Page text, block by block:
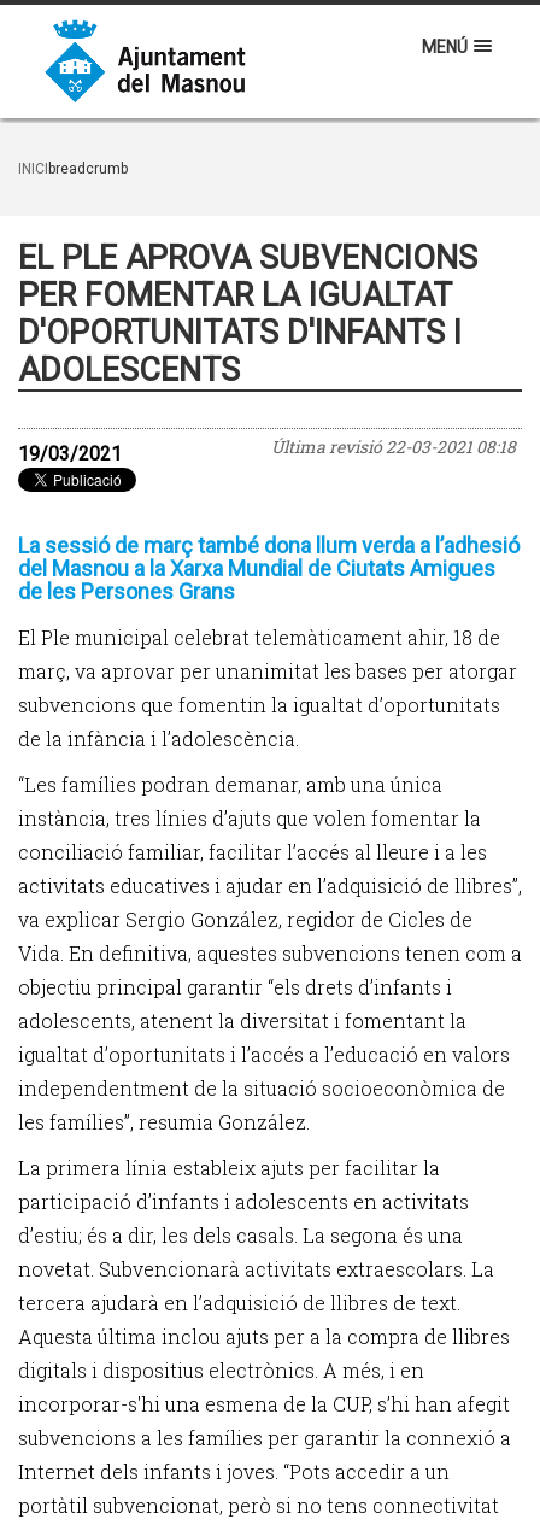
MENÚ
INICI breadcrumb
EL PLE APROVA SUBVENCIONS
PER FOMENTAR LA IGUALTAT
D'OPORTUNITATS D'INFANTS I
ADOLESCENTS
Última revisió22-03-2021 08:18
19/03/2021
La sessió de març també dona llum verda a l’adhesió
del Masnou a la Xarxa Mundial de Ciutats Amigues
de les Persones Grans
El Ple municipal celebrat telemàticament ahir, 18 de
març, va aprovar per unanimitat les bases per atorgar
subvencions que fomentin la igualtat d’oportunitats
de la infància i l’adolescència.
“Les famílies podran demanar, amb una única
instància, tres línies d’ajuts que volen fomentar la
conciliació familiar, facilitar l’accés al lleure i a les
activitats educatives i ajudar en l’adquisició de llibres”,
va explicar Sergio González, regidor de Cicles de
Vida. En definitiva, aquestes subvencions tenen com a
objectiu principal garantir “els drets d’infants i
adolescents, atenent la diversitat i fomentant la
igualtat d’oportunitats i l’accés a l’educació en valors
independentment de la situació socioeconòmica de
les famílies”, resumia González.
La primera línia estableix ajuts per facilitar la
participació d’infants i adolescents en activitats
d’estiu; és a dir, les dels casals. La segona és una
novetat. Subvencionarà activitats extraescolars. La
tercera ajudarà en l’adquisició de llibres de text.
Aquesta última inclou ajuts per a la compra de llibres
digitals i dispositius electrònics. A més, i en
incorporar-s'hi una esmena de la CUP, s’hi han afegit
subvencions a les famílies per garantir la connexió a
Internet dels infants i joves. “Pots accedir a un
portàtil subvencionat, però si no tens connectivitat